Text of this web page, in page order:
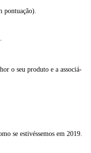
pontuação).
o seu produto e a associá-
se estivéssemos em 2019.